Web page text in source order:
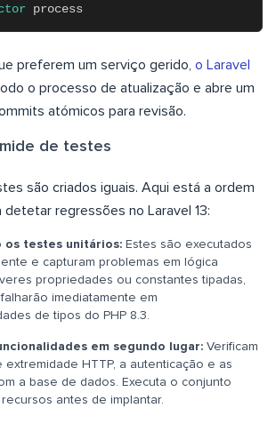
process
preferem um serviço gerido, o Laravel
o processo de atualização e abre um
atómicos para revisão.
de testes
são criados iguais. Aqui está a ordem
detetar regressões no Laravel 13:
os testes unitários: Estes são executados
e capturam problemas em lógica
propriedades ou constantes tipadas,
imediatamente em
de tipos do PHP 8.3.
em segundo lugar: Verificam
extremidade HTTP, a autenticação e as
a base de dados. Executa o conjunto
antes de implantar.